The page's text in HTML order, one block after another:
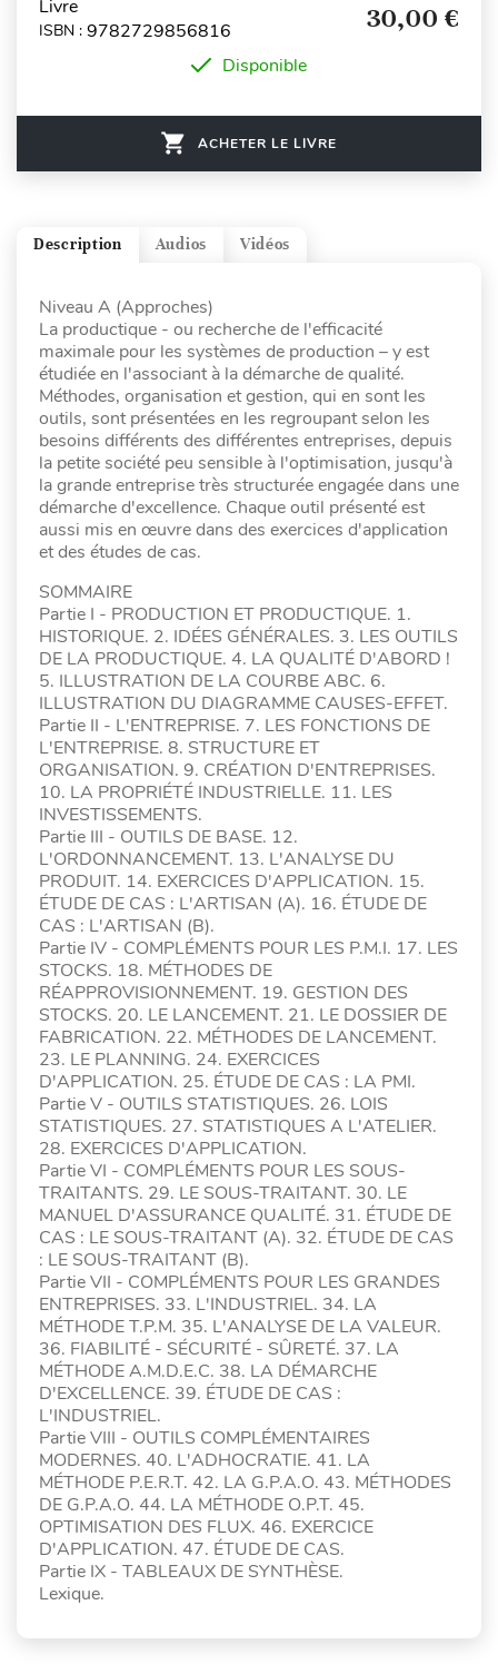
Livre
ISBN : 9782729856816 30,00 €
Disponible
ACHETER LE LIVRE
Vidéos
Audios
Description
Niveau A (Approches)
La productique - ou recherche de l'efficacité
maximale pour les systèmes de production – y est
étudiée en l'associant à la démarche de qualité.
Méthodes, organisation et gestion, qui en sont les
outils, sont présentées en les regroupant selon les
besoins différents des différentes entreprises, depuis
la petite société peu sensible à l'optimisation, jusqu'à
la grande entreprise très structurée engagée dans une
démarche d'excellence. Chaque outil présenté est
aussi mis en œuvre dans des exercices d'application
et des études de cas.
SOMMAIRE
Partie I - PRODUCTION ET PRODUCTIQUE. 1.
HISTORIQUE. 2. IDÉES GÉNÉRALES. 3. LES OUTILS
DE LA PRODUCTIQUE. 4. LA QUALITÉ D'ABORD !
5. ILLUSTRATION DE LA COURBE ABC. 6.
ILLUSTRATION DU DIAGRAMME CAUSES-EFFET.
Partie II - L'ENTREPRISE. 7. LES FONCTIONS DE
L'ENTREPRISE. 8. STRUCTURE ET
ORGANISATION. 9. CRÉATION D'ENTREPRISES.
10. LA PROPRIÉTÉ INDUSTRIELLE. 11. LES
INVESTISSEMENTS.
Partie III - OUTILS DE BASE. 12.
L'ORDONNANCEMENT. 13. L'ANALYSE DU
PRODUIT. 14. EXERCICES D'APPLICATION. 15.
ÉTUDE DE CAS : L'ARTISAN (A). 16. ÉTUDE DE
CAS : L'ARTISAN (B).
Partie IV - COMPLÉMENTS POUR LES P.M.I. 17. LES
STOCKS. 18. MÉTHODES DE
RÉAPPROVISIONNEMENT. 19. GESTION DES
STOCKS. 20. LE LANCEMENT. 21. LE DOSSIER DE
FABRICATION. 22. MÉTHODES DE LANCEMENT.
23. LE PLANNING. 24. EXERCICES
D'APPLICATION. 25. ÉTUDE DE CAS : LA PMI.
Partie V - OUTILS STATISTIQUES. 26. LOIS
STATISTIQUES. 27. STATISTIQUES A L'ATELIER.
28. EXERCICES D'APPLICATION.
Partie VI - COMPLÉMENTS POUR LES SOUS-
TRAITANTS. 29. LE SOUS-TRAITANT. 30. LE
MANUEL D'ASSURANCE QUALITÉ. 31. ÉTUDE DE
CAS : LE SOUS-TRAITANT (A). 32. ÉTUDE DE CAS
: LE SOUS-TRAITANT (B).
Partie VII - COMPLÉMENTS POUR LES GRANDES
ENTREPRISES. 33. L'INDUSTRIEL. 34. LA
MÉTHODE T.P.M. 35. L'ANALYSE DE LA VALEUR.
36. FIABILITÉ - SÉCURITÉ - SÛRETÉ. 37. LA
MÉTHODE A.M.D.E.C. 38. LA DÉMARCHE
D'EXCELLENCE. 39. ÉTUDE DE CAS :
L'INDUSTRIEL.
Partie VIII - OUTILS COMPLÉMENTAIRES
MODERNES. 40. L'ADHOCRATIE. 41. LA
MÉTHODE P.E.R.T. 42. LA G.P.A.O. 43. MÉTHODES
DE G.P.A.O. 44. LA MÉTHODE O.P.T. 45.
OPTIMISATION DES FLUX. 46. EXERCICE
D'APPLICATION. 47. ÉTUDE DE CAS.
Partie IX - TABLEAUX DE SYNTHÈSE.
Lexique.